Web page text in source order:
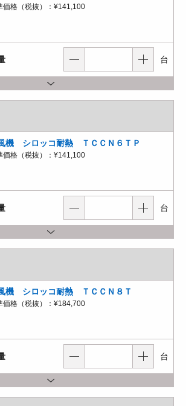
価格（税抜）： ¥141,100
台
機 シロッコ耐熱 ＴＣＣＮ６ＴＰ
価格（税抜）： ¥141,100
台
機 シロッコ耐熱 ＴＣＣＮ８Ｔ
価格（税抜）： ¥184,700
台